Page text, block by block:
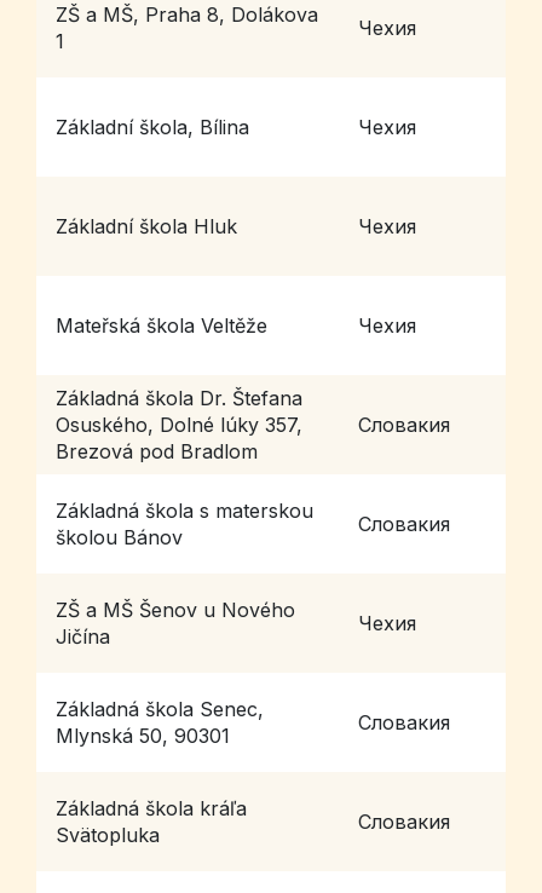
ZŠ a MŠ, Praha 8, Dolákova
1
Чехия
Základní škola, Bílina Чехия
Základní škola Hluk Чехия
Mateřská škola Veltěže Чехия
Základná škola Dr. Štefana
Osuského, Dolné lúky 357,
Brezová pod Bradlom
Словакия
Základná škola s materskou
školou Bánov
Словакия
ZŠ a MŠ Šenov u Nového
Jičína
Чехия
Základná škola Senec,
Mlynská 50, 90301
Словакия
Základná škola kráľa
Svätopluka
Словакия